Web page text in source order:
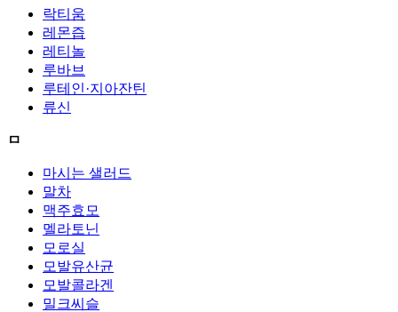
락티움
레몬즙
레티놀
루바브
루테인·지아잔틴
류신
ㅁ
마시는 샐러드
말차
맥주효모
멜라토닌
모로실
모발유산균
모발콜라겐
밀크씨슬